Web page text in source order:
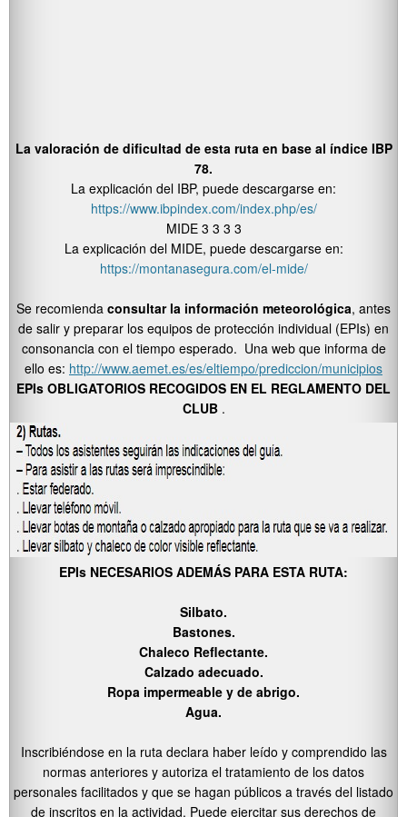
La valoración de dificultad de esta ruta en base al índice IBP
78.
La explicación del IBP, puede descargarse en:
https://www.ibpindex.com/index.php/es/
MIDE 3 3 3 3
La explicación del MIDE, puede descargarse en:
https://montanasegura.com/el-mide/
Se recomienda consultar la información meteorológica, antes
de salir y preparar los equipos de protección individual (EPIs) en
consonancia con el tiempo esperado. Una web que informa de
ello es: http://www.aemet.es/es/eltiempo/prediccion/municipios
EPIs OBLIGATORIOS RECOGIDOS EN EL REGLAMENTO DEL
CLUB .
EPIs NECESARIOS ADEMÁS PARA ESTA RUTA:
Silbato.
Bastones.
Chaleco Reflectante.
Calzado adecuado.
Ropa impermeable y de abrigo.
Agua.
Inscribiéndose en la ruta declara haber leído y comprendido las
normas anteriores y autoriza el tratamiento de los datos
personales facilitados y que se hagan públicos a través del listado
de inscritos en la actividad. Puede ejercitar sus derechos de